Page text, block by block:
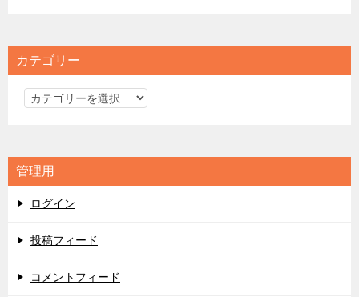
カテゴリー
カ
リ
ー
管理用
ログイン
投稿フィード
コメントフィード